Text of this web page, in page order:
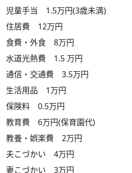
児童手当 1.5万円(3歳未満)
住居費 12万円
食費・外食 8万円
水道光熱費 1.5 万円
通信・交通費 3.5万円
生活用品 1万円
保険料 0.5万円
教育費 6万円(保育園代)
教養・娯楽費 2万円
夫こづかい 4万円
妻こづかい 3万円